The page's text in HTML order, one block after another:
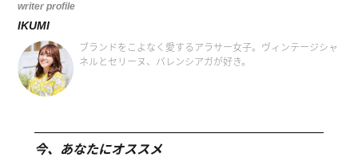
writer profile
IKUMI
ブランドをこよなく愛するアラサー女子。ヴィンテージシャ
ネルとセリーヌ、バレンシアガが好き。
今、あなたにオススメ